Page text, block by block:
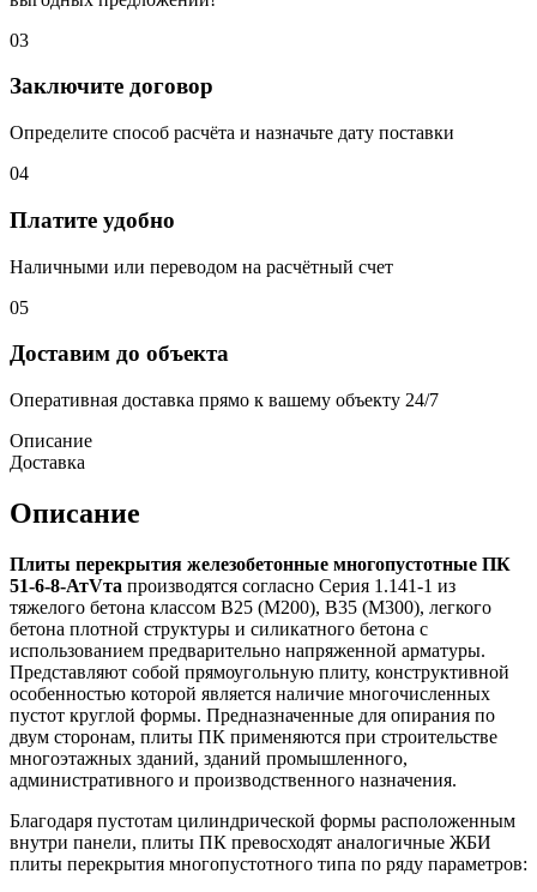
03
Заключите договор
Определите способ расчёта и назначьте дату поставки
04
Платите удобно
Наличными или переводом на расчётный счет
05
Доставим до объекта
Оперативная доставка прямо к вашему объекту 24/7
Описание
Доставка
Описание
Плиты перекрытия железобетонные многопустотные ПК
51-6-8-АтVта производятся согласно Серия 1.141-1 из
тяжелого бетона классом В25 (М200), В35 (М300), легкого
бетона плотной структуры и силикатного бетона с
использованием предварительно напряженной арматуры.
Представляют собой прямоугольную плиту, конструктивной
особенностью которой является наличие многочисленных
пустот круглой формы. Предназначенные для опирания по
двум сторонам, плиты ПК применяются при строительстве
многоэтажных зданий, зданий промышленного,
административного и производственного назначения.
Благодаря пустотам цилиндрической формы расположенным
внутри панели, плиты ПК превосходят аналогичные ЖБИ
плиты перекрытия многопустотного типа по ряду параметров: